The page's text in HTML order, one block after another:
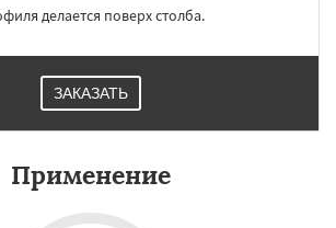
делается поверх столба.
ЗАКАЗАТЬ
Применение